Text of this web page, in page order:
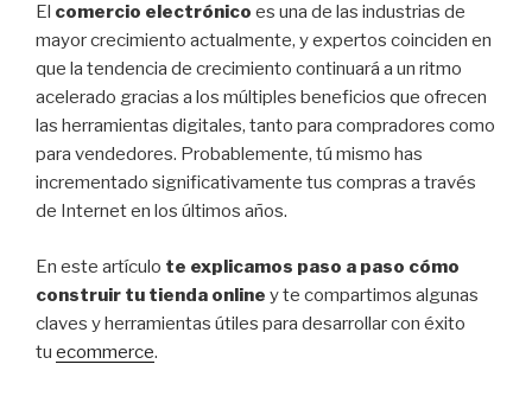
El comercio electrónico es una de las industrias de
mayor crecimiento actualmente, y expertos coinciden en
que la tendencia de crecimiento continuará a un ritmo
acelerado gracias a los múltiples beneficios que ofrecen
las herramientas digitales, tanto para compradores como
para vendedores. Probablemente, tú mismo has
incrementado significativamente tus compras a través
de Internet en los últimos años.
En este artículo te explicamos paso a paso cómo
construir tu tienda online y te compartimos algunas
claves y herramientas útiles para desarrollar con éxito
tu ecommerce.